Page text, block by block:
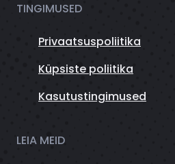
TINGIMUSED
Privaatsuspoliitika
Küpsiste poliitika
Kasutustingimused
LEIA MEID